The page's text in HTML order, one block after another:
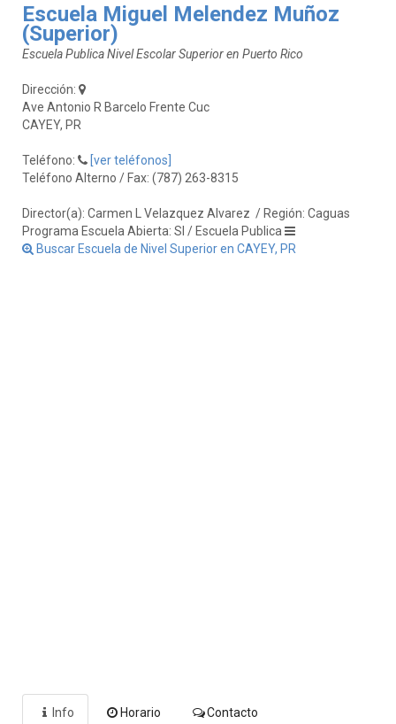
Escuela Miguel Melendez Muñoz
(Superior)
Escuela Publica Nivel Escolar Superior en Puerto Rico
Dirección:
Ave Antonio R Barcelo Frente Cuc
CAYEY, PR
Teléfono:
[ver teléfonos]
Teléfono Alterno / Fax: (787) 263-8315
Director(a): Carmen L Velazquez Alvarez / Región: Caguas
Programa Escuela Abierta: SI / Escuela Publica
Buscar Escuela de Nivel Superior en CAYEY, PR
Info Horario Contacto